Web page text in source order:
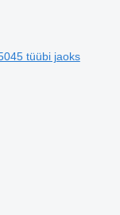
tüübi jaoks